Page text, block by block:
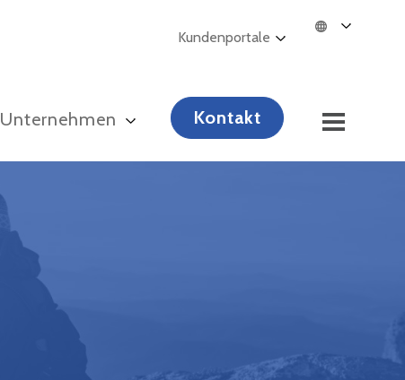
Kundenportale
Unternehmen Kontakt